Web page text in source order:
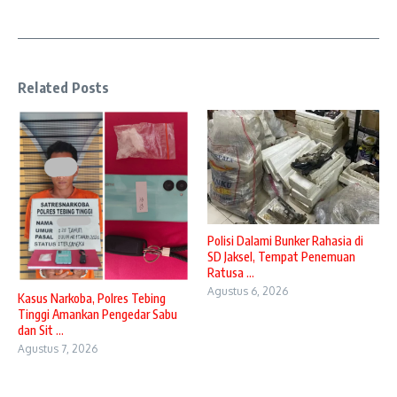
Related Posts
Kasus Narkoba, Polres Tebing
Tinggi Amankan Pengedar Sabu
dan Sit ...
Agustus 7, 2026
Polisi Dalami Bunker Rahasia di
SD Jaksel, Tempat Penemuan
Ratusa ...
Agustus 6, 2026